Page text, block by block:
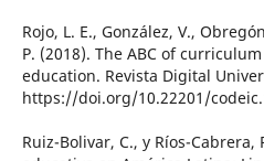
Rojo, L. E., González, V.,
P. (2018). The ABC of
education. Revista Digital
https://doi.org/10.22201/
Ruiz-Bolivar, C., y Ríos-Cabrera,